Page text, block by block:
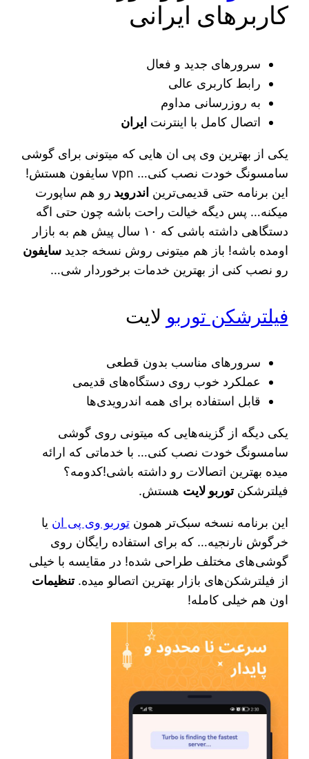
کاربرهای ایرانی
سرورهای جدید و فعال
رابط کاربری عالی
به روزرسانی مداوم
اتصال کامل با اینترنت ایران
یکی از بهترین وی پی ان هایی که میتونی برای گوشی
سامسونگ خودت نصب کنی… vpn سایفون هستش!
این برنامه حتی قدیمی‌ترین اندروید رو هم ساپورت
میکنه… پس دیگه خیالت راحت باشه چون حتی اگه
دستگاهی داشته باشی که ۱۰ سال پیش هم به بازار
اومده باشه! باز هم میتونی روش نسخه جدیدسایفون
رو نصب کنی از بهترین خدمات برخوردار شی…
فیلترشکن توربو لایت
سرورهای مناسب بدون قطعی
عملکرد خوب روی دستگاه‌های قدیمی
قابل استفاده برای همه اندرویدی‌ها
یکی دیگه از گزینه‌هایی که میتونی روی گوشی
سامسونگ خودت نصب کنی… با خدماتی که ارائه
میده بهترین اتصالات رو داشته باشی!کدومه؟
فیلترشکنتوربو لایت هستش.
این برنامه نسخه سبک‌تر همونتوربو وی پی ان یا
خرگوش نارنجیه… که برای استفاده رایگان روی
گوشی‌های مختلف طراحی شده! در مقایسه با خیلی
از فیلترشکن‌های بازار بهترین اتصالو میده.تنظیمات
اون هم خیلی کامله!